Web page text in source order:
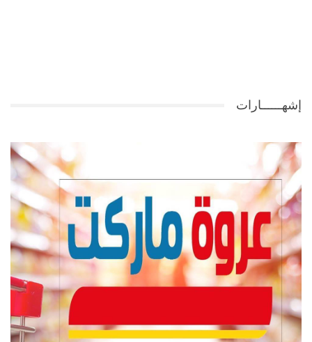
إشهــــــارات